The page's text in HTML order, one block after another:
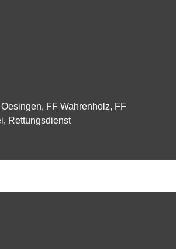
FF Wahrenholz, FF
Rettungsdienst